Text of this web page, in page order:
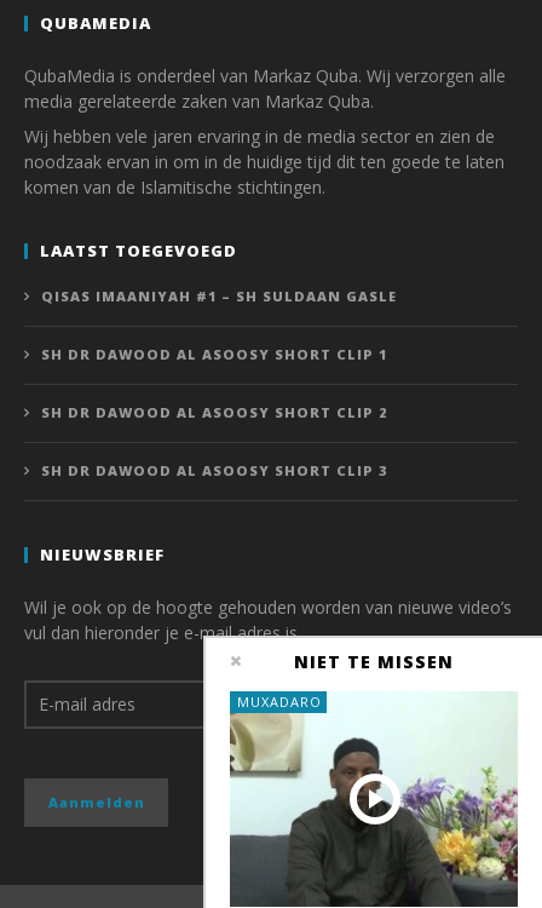
QUBAMEDIA
QubaMedia is onderdeel van Markaz Quba. Wij verzorgen alle
media gerelateerde zaken van Markaz Quba.
Wij hebben vele jaren ervaring in de media sector en zien de
noodzaak ervan in om in de huidige tijd dit ten goede te laten
komen van de Islamitische stichtingen.
LAATST TOEGEVOEGD
QISAS IMAANIYAH #1 – SH SULDAAN GASLE
SH DR DAWOOD AL ASOOSY SHORT CLIP 1
SH DR DAWOOD AL ASOOSY SHORT CLIP 2
SH DR DAWOOD AL ASOOSY SHORT CLIP 3
NIEUWSBRIEF
Wil je ook op de hoogte gehouden worden van nieuwe video’s
vul dan hieronder je e-mail adres is.
NIET TE MISSEN
MUXADARO